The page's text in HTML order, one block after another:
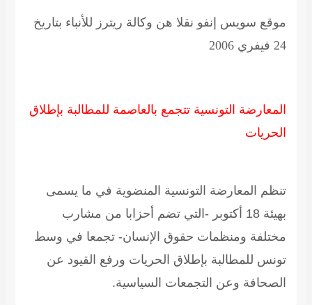
موقع سويس إنفو نقلا هن وكالة ريترز للأنباء بتاريخ
24 فيفري 2006
المعارضة التونسية تتجمع بالعاصمة للمطالبة بإطلاق
الحريات
تنظم المعارضة التونسية المنضوية في ما يسمى
بهيئة 18 أكتوبر -التي تضم أحزابا من مشارب
مختلفة ومنظمات حقوق الإنسان- تجمعا في وسط
تونس للمطالبة بإطلاق الحريات ورفع القيود عن
الصحافة وعن التجمعات السياسية.